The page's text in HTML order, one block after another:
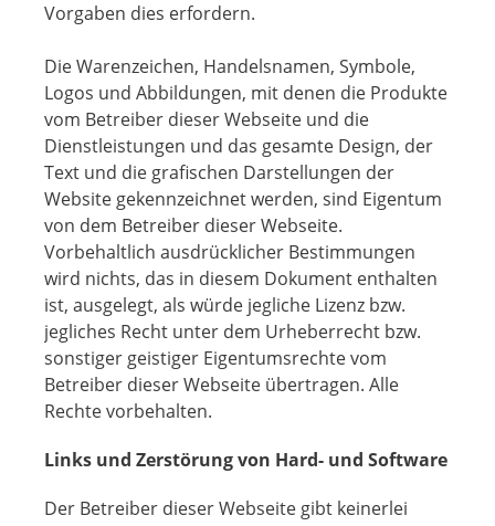
Vorgaben dies erfordern.
Die Warenzeichen, Handelsnamen, Symbole,
Logos und Abbildungen, mit denen die Produkte
vom Betreiber dieser Webseite und die
Dienstleistungen und das gesamte Design, der
Text und die grafischen Darstellungen der
Website gekennzeichnet werden, sind Eigentum
von dem Betreiber dieser Webseite.
Vorbehaltlich ausdrücklicher Bestimmungen
wird nichts, das in diesem Dokument enthalten
ist, ausgelegt, als würde jegliche Lizenz bzw.
jegliches Recht unter dem Urheberrecht bzw.
sonstiger geistiger Eigentumsrechte vom
Betreiber dieser Webseite übertragen. Alle
Rechte vorbehalten.
Links und Zerstörung von Hard- und Software
Der Betreiber dieser Webseite gibt keinerlei